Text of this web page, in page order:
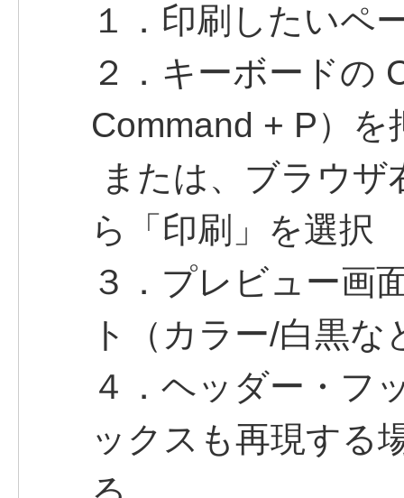
１．印刷したいペ
２．キーボードの
Command + P）を
または、ブラウ
ら「印刷」を選択
３．プレビュー画
ト（カラー/白黒な
４．ヘッダー・フ
ックスも再現する